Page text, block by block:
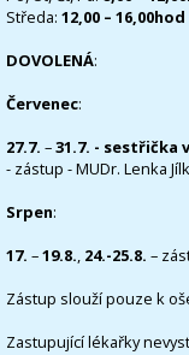
Středa: 12,00 – 16,00hod
DOVOLENÁ:
Červenec:
27.7. –31.7. - sestřička
- zástup - MUDr. Lenka
Srpen:
17. –19.8., 24.-25.8. –
Zástup slouží pouze k
Zastupující lékařky